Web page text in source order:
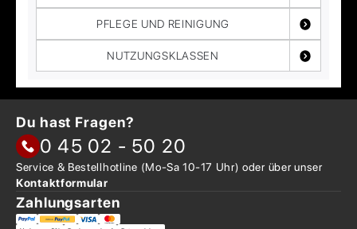
PFLEGE UND REINIGUNG
NUTZUNGSKLASSEN
Du hast Fragen?
0 45 02 - 50 20
Service & Bestellhotline (Mo-Sa 10-17 Uhr) oder überunser
Kontaktformular
Zahlungsarten